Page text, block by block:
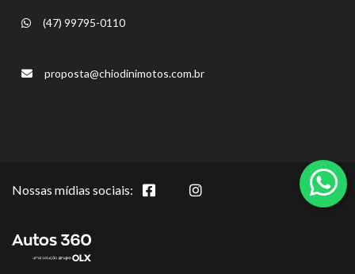
(47) 99795-0110
proposta@chiodinimotos.com.br
Nossas mídias sociais: